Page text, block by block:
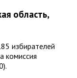
область,
избирателей
комиссия